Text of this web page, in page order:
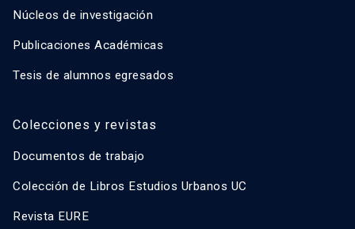
Núcleos de investigación
Publicaciones Académicas
Tesis de alumnos egresados
Colecciones y revistas
Documentos de trabajo
Colección de Libros Estudios Urbanos UC
Revista EURE